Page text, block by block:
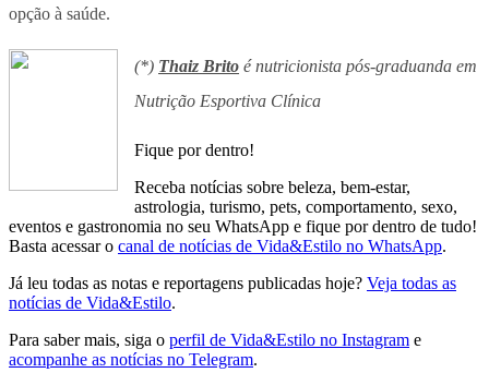
opção à saúde.
(*) Thaiz Brito é nutricionista pós-graduanda em
Nutrição Esportiva Clínica
Fique por dentro!
Receba notícias sobre beleza, bem-estar,
astrologia, turismo, pets, comportamento, sexo,
eventos e gastronomia no seu WhatsApp e fique por dentro de tudo!
Basta acessar o canal de notícias de Vida&Estilo no WhatsApp.
Já leu todas as notas e reportagens publicadas hoje? Veja todas as
notícias de Vida&Estilo.
Para saber mais, siga o perfil de Vida&Estilo no Instagram e
acompanhe as notícias no Telegram.